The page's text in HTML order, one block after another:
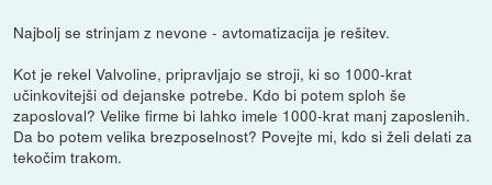
Najbolj se strinjam z nevone - avtomatizacija je rešitev.
Kot je rekel Valvoline, pripravljajo se stroji, ki so 1000-krat
učinkovitejši od dejanske potrebe. Kdo bi potem sploh še
zaposloval? Velike firme bi lahko imele 1000-krat manj zaposlenih.
Da bo potem velika brezposelnost? Povejte mi, kdo si želi delati za
tekočim trakom.